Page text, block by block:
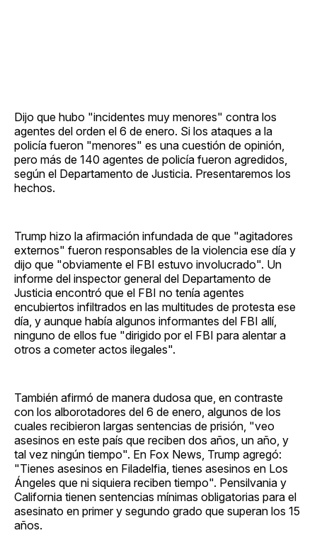
Dijo que hubo "incidentes muy menores" contra los
agentes del orden el 6 de enero. Si los ataques a la
policía fueron "menores" es una cuestión de opinión,
pero más de 140 agentes de policía fueron agredidos,
según el Departamento de Justicia. Presentaremos los
hechos.
Trump hizo la afirmación infundada de que "agitadores
externos" fueron responsables de la violencia ese día y
dijo que "obviamente el FBI estuvo involucrado". Un
informe del inspector general del Departamento de
Justicia encontró que el FBI no tenía agentes
encubiertos infiltrados en las multitudes de protesta ese
día, y aunque había algunos informantes del FBI allí,
ninguno de ellos fue "dirigido por el FBI para alentar a
otros a cometer actos ilegales".
También afirmó de manera dudosa que, en contraste
con los alborotadores del 6 de enero, algunos de los
cuales recibieron largas sentencias de prisión, "veo
asesinos en este país que reciben dos años, un año, y
tal vez ningún tiempo". En Fox News, Trump agregó:
"Tienes asesinos en Filadelfia, tienes asesinos en Los
Ángeles que ni siquiera reciben tiempo". Pensilvania y
California tienen sentencias mínimas obligatorias para el
asesinato en primer y segundo grado que superan los 15
años.